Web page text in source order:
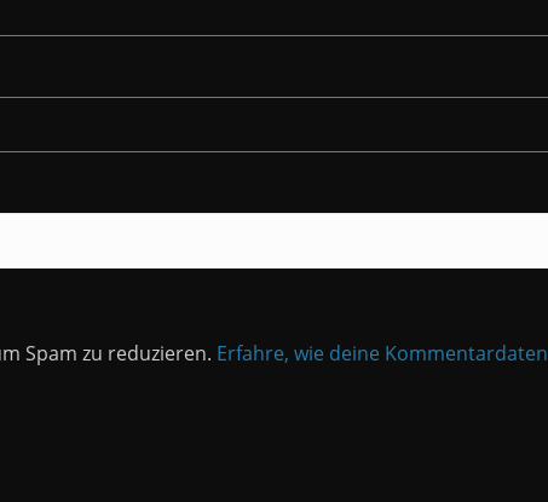
Spam zu reduzieren. Erfahre, wie deine Kommentardaten